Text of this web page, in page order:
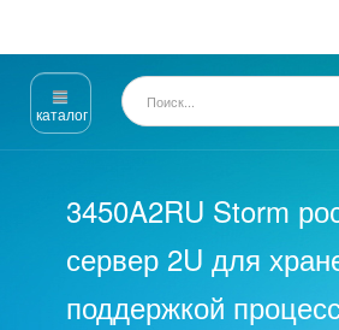
каталог
3450A2RU Storm
сервер 2U для
поддержкой